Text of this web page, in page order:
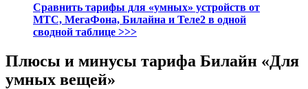
Сравнить тарифы для «умных» устройств от
МТС, МегаФона, Билайна и Теле2 в одной
сводной таблице >>>
Плюсы и минусы тарифа Билайн «Для
умных вещей»